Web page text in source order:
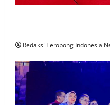
Redaksi Teropong Indonesia